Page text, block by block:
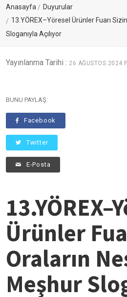
Anasayfa
Duyurular
13.YÖREX–Yöresel Ürünler Fuarı
Sloganıyla Açılıyor
Yayınlanma Tarihi : 26 AĞUSTOS 2024
BUNU PAYLAŞ:
Facebook
Twitter
E-Posta
Ürünler
Oraların
Meşhur